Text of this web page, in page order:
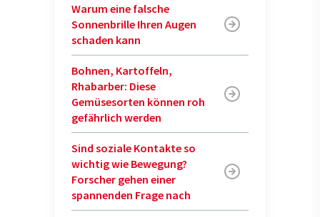
Warum eine falsche
Sonnenbrille Ihren Augen
schaden kann
Bohnen, Kartoffeln,
Rhabarber: Diese
Gemüsesorten können roh
gefährlich werden
Sind soziale Kontakte so
wichtig wie Bewegung?
Forscher gehen einer
spannenden Frage nach